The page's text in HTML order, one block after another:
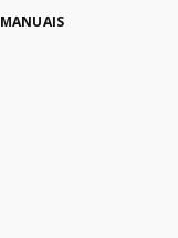
MANUAIS